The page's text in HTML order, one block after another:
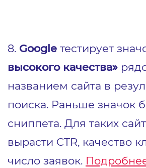
8. Google тестирует
высокого качества»
названием сайта в
поиска. Раньше значок
сниппета. Для таких
вырасти CTR, качество
число заявок.